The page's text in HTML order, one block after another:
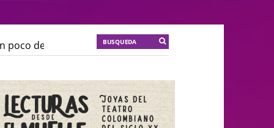
de locura para la cordura KT :: |
de Teatro Rosa